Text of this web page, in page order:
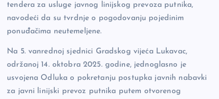
tendera za usluge javnog linijskog prevoza putnika,
navodeći da su tvrdnje o pogodovanju pojedinim
ponuđačima neutemeljene.
Na 5. vanrednoj sjednici Gradskog vijeća Lukavac,
održanoj 14. oktobra 2025. godine, jednoglasno je
usvojena Odluka o pokretanju postupka javnih nabavki
za javni linijski prevoz putnika putem otvorenog